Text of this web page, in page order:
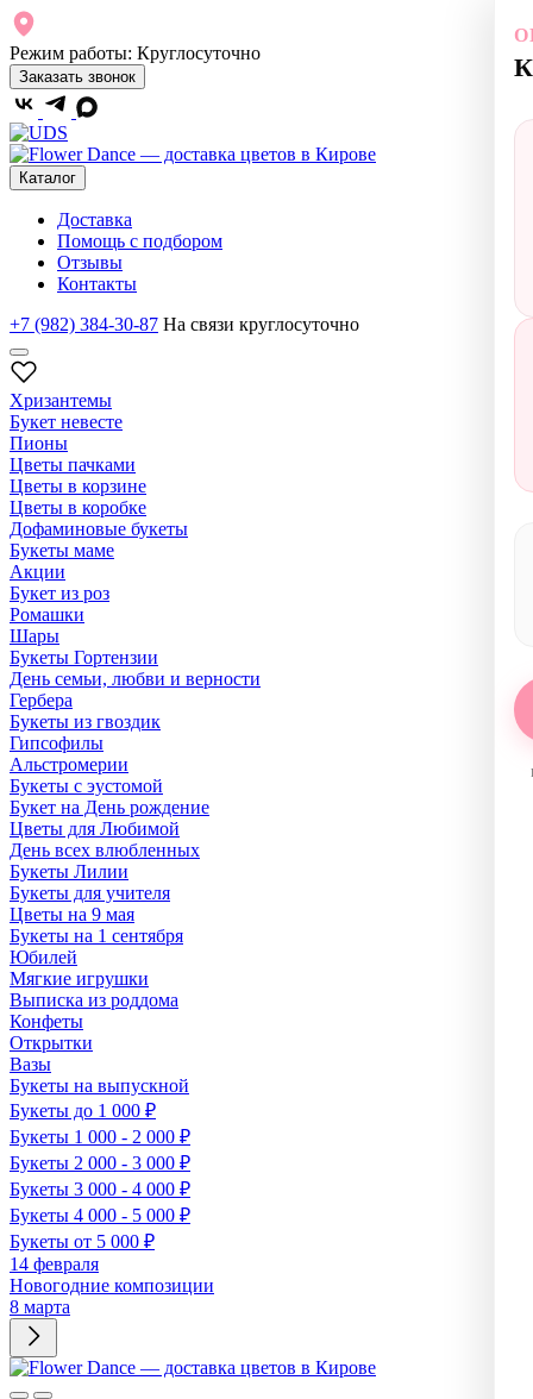
Режим работы: Круглосуточно
Заказать звонок
Каталог
Доставка
Помощь с подбором
Отзывы
Контакты
+7 (982) 384-30-87 На связи круглосуточно
Хризантемы
Букет невесте
Пионы
Цветы пачками
Цветы в корзине
Цветы в коробке
Дофаминовые букеты
Букеты маме
Акции
Букет из роз
Ромашки
Шары
Букеты Гортензии
День семьи, любви и верности
Гербера
Букеты из гвоздик
Гипсофилы
Альстромерии
Букеты с эустомой
Букет на День рождение
Цветы для Любимой
День всех влюбленных
Букеты Лилии
Букеты для учителя
Цветы на 9 мая
Букеты на 1 сентября
Юбилей
Мягкие игрушки
Выписка из роддома
Конфеты
Открытки
Вазы
Букеты на выпускной
Букеты до 1 000 ₽
Букеты 1 000 - 2 000 ₽
Букеты 2 000 - 3 000 ₽
Букеты 3 000 - 4 000 ₽
Букеты 4 000 - 5 000 ₽
Букеты от 5 000 ₽
14 февраля
Новогодние композиции
8 марта